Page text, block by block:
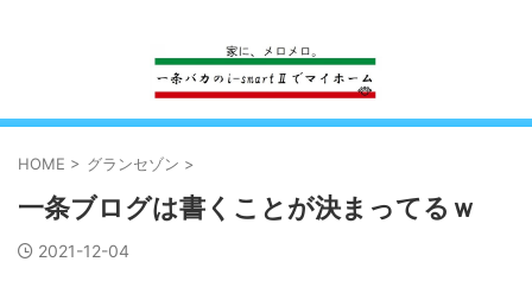
HOME > グランセゾン >
一条ブログは書くことが決まってるｗ
2021-12-04